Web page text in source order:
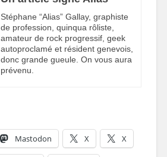
Stéphane “Alias” Gallay, graphiste
de profession, quinqua rôliste,
amateur de rock progressif, geek
autoproclamé et résident genevois,
donc grande gueule. On vous aura
prévenu.
Mastodon X X